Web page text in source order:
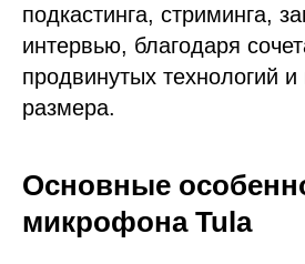
подкастинга, стриминга,
интервью, благодаря
продвинутых технологий и
размера.
Основные
микрофона Tula